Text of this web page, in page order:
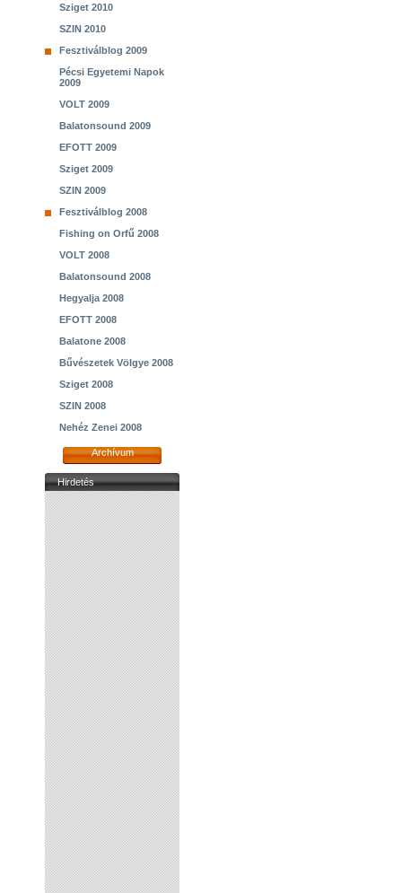
Sziget 2010
SZIN 2010
Fesztiválblog 2009
Pécsi Egyetemi Napok
2009
VOLT 2009
Balatonsound 2009
EFOTT 2009
Sziget 2009
SZIN 2009
Fesztiválblog 2008
Fishing on Orfű 2008
VOLT 2008
Balatonsound 2008
Hegyalja 2008
EFOTT 2008
Balatone 2008
Bűvészetek Völgye 2008
Sziget 2008
SZIN 2008
Nehéz Zenei 2008
Archívum
Hirdetés